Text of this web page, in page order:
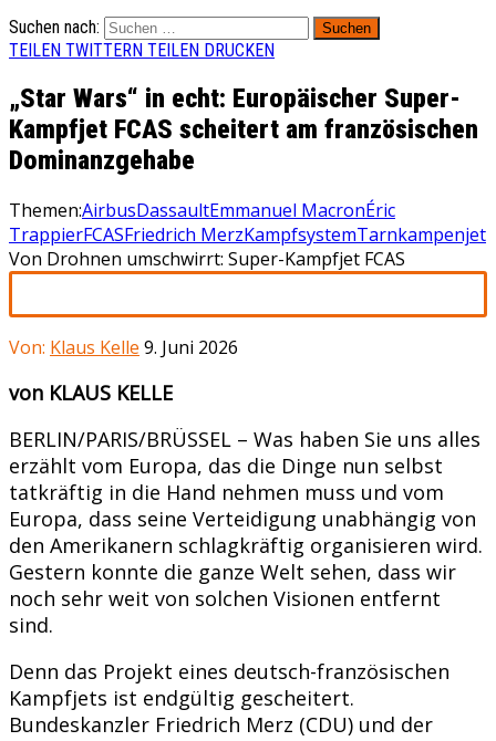
Suchen nach:
TEILEN TWITTERN TEILEN DRUCKEN
„Star Wars“ in echt: Europäischer Super-
Kampfjet FCAS scheitert am französischen
Dominanzgehabe
Themen:AirbusDassaultEmmanuel MacronÉric
TrappierFCASFriedrich MerzKampfsystemTarnkampenjet
Von Drohnen umschwirrt: Super-Kampfjet FCAS
Von: Klaus Kelle 9. Juni 2026
von KLAUS KELLE
BERLIN/PARIS/BRÜSSEL – Was haben Sie uns alles
erzählt vom Europa, das die Dinge nun selbst
tatkräftig in die Hand nehmen muss und vom
Europa, dass seine Verteidigung unabhängig von
den Amerikanern schlagkräftig organisieren wird.
Gestern konnte die ganze Welt sehen, dass wir
noch sehr weit von solchen Visionen entfernt
sind.
Denn das Projekt eines deutsch-französischen
Kampfjets ist endgültig gescheitert.
Bundeskanzler Friedrich Merz (CDU) und der